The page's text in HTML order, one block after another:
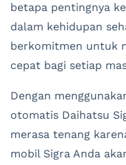
betapa pentingnya
dalam kehidupan
berkomitmen untuk
cepat bagi setiap
Dengan
otomatis Daihatsu
merasa tenang
mobil Sigra Anda